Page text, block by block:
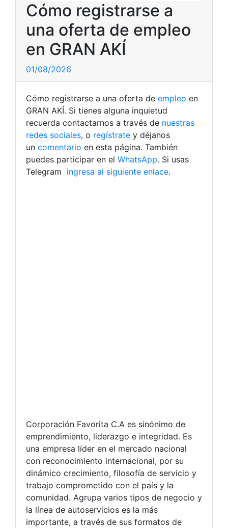
Cómo registrarse a
una oferta de empleo
en GRAN AKÍ
01/08/2026
Cómo registrarse a una oferta de empleo en
GRAN AKÍ. Si tienes alguna inquietud
recuerda contactarnos a través de nuestras
redes sociales, o regístrate y déjanos
un comentario en esta página. También
puedes participar en el WhatsApp. Si usas
Telegram ingresa al siguiente enlace.
Corporación Favorita C.A es sinónimo de
emprendimiento, liderazgo e integridad. Es
una empresa líder en el mercado nacional
con reconocimiento internacional, por su
dinámico crecimiento, filosofía de servicio y
trabajo comprometido con el país y la
comunidad. Agrupa varios tipos de negocio y
la línea de autoservicios es la más
importante, a través de sus formatos de